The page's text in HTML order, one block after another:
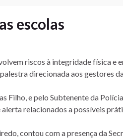
escolas
riscos à integridade física e
direcionada aos gestores
e pelo Subtenente da
relacionados a possíveis
contou com a presença da